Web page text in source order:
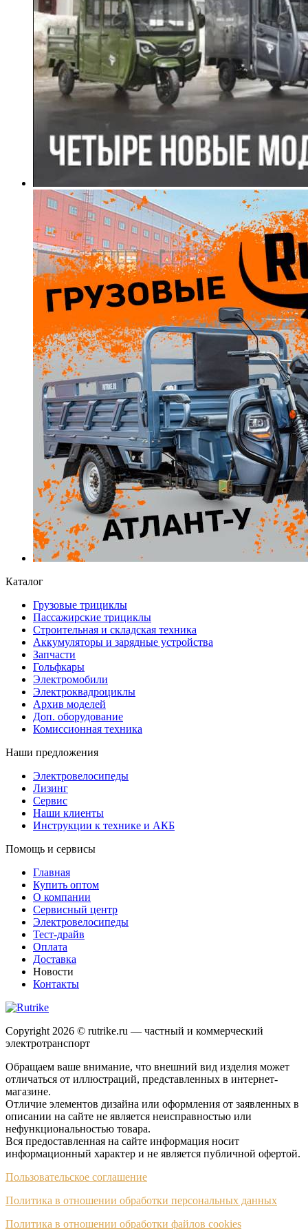
Каталог
Грузовые трициклы
Пассажирские трициклы
Строительная и складская техника
Аккумуляторы и зарядные устройства
Запчасти
Гольфкары
Электромобили
Электроквадроциклы
Архив моделей
Доп. оборудование
Комиссионная техника
Наши предложения
Электровелосипеды
Лизинг
Сервис
Наши клиенты
Инструкции к технике и АКБ
Помощь и сервисы
Главная
Купить оптом
О компании
Сервисный центр
Электровелосипеды
Тест-драйв
Оплата
Доставка
Новости
Контакты
Copyright 2026 © rutrike.ru — частный и коммерческий
электротранспорт
Обращаем ваше внимание, что внешний вид изделия может
отличаться от иллюстраций, представленных в интернет-
магазине.
Отличие элементов дизайна или оформления от заявленных в
описании на сайте не является неисправностью или
нефункциональностью товара.
Вся предоставленная на сайте информация носит
информационный характер и не является публичной офертой.
Пользовательское соглашение
Политика в отношении обработки персональных данных
Политика в отношении обработки файлов cookies